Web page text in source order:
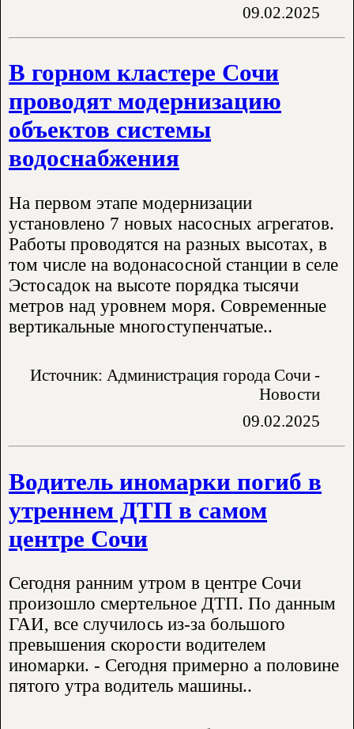
09.02.2025
В горном кластере Сочи
проводят модернизацию
объектов системы
водоснабжения
На первом этапе модернизации
установлено 7 новых насосных агрегатов.
Работы проводятся на разных высотах, в
том числе на водонасосной станции в селе
Эстосадок на высоте порядка тысячи
метров над уровнем моря. Современные
вертикальные многоступенчатые..
Источник: Администрация города Сочи -
Новости
09.02.2025
Водитель иномарки погиб в
утреннем ДТП в самом
центре Сочи
Сегодня ранним утром в центре Сочи
произошло смертельное ДТП. По данным
ГАИ, все случилось из-за большого
превышения скорости водителем
иномарки. - Сегодня примерно а половине
пятого утра водитель машины..